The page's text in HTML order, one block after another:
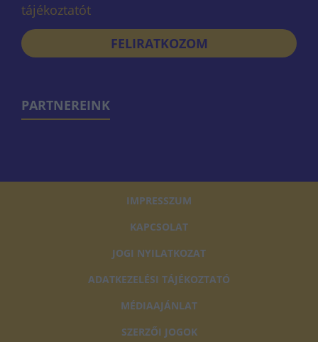
tájékoztatót
FELIRATKOZOM
PARTNEREINK
IMPRESSZUM
KAPCSOLAT
JOGI NYILATKOZAT
ADATKEZELÉSI TÁJÉKOZTATÓ
MÉDIAAJÁNLAT
SZERZŐI JOGOK